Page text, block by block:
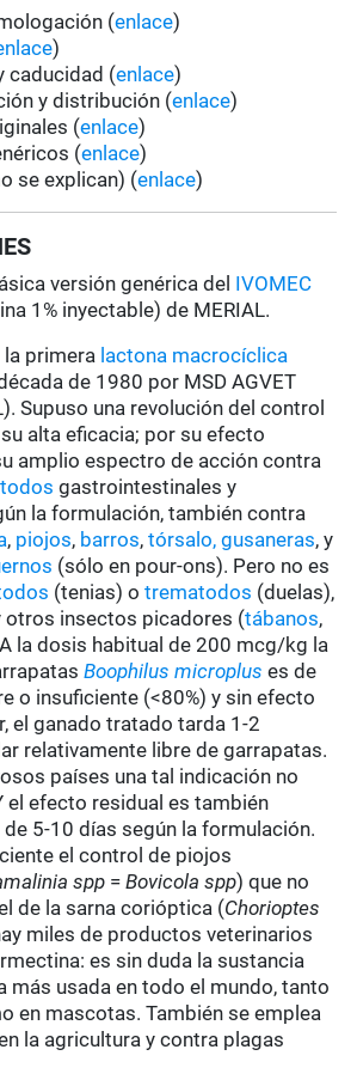
(enlace)
)
caducidad (enlace)
y distribución (enlace)
(enlace)
(enlace)
se explican) (enlace)
versión genérica del IVOMEC
1% inyectable) de MERIAL.
la primera lactona macrocíclica
de 1980 por MSD AGVET
Supuso una revolución del control
alta eficacia; por su efecto
amplio espectro de acción contra
gastrointestinales y
la formulación, también contra
, piojos, barros,tórsalo,gusaneras, y
(sólo en pour-ons). Pero no es
(tenias) otrematodos (duelas),
otros insectos picadores (tábanos,
la dosis habitual de 200 mcg/kg la
Boophilus microplus es de
o insuficiente (<80%) y sin efecto
el ganado tratado tarda 1-2
relativamente libre de garrapatas.
países una tal indicación no
el efecto residual es también
5-10 días según la formulación.
el control de piojos
spp =Bovicola spp) que no
de la sarna corióptica (Chorioptes
miles de productos veterinarios
es sin duda la sustancia
más usada en todo el mundo, tanto
en mascotas. También se emplea
la agricultura y contra plagas